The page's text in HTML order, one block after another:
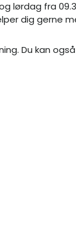
lørdag fra
dig gerne
Du kan